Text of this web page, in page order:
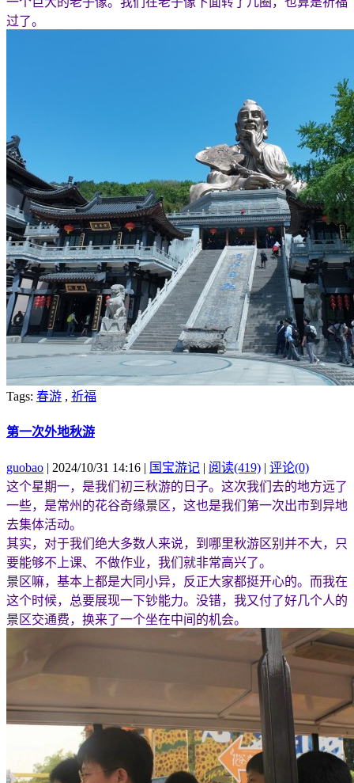
过了。
Tags: 春游 , 祈福
第一次外地秋游
guobao | 2024/10/31 14:16 | 国宝游记 | 阅读(419) | 评论(0)
这个星期一，是我们初三秋游的日子。这次我们去的地方远了
一些，是常州的花谷奇缘景区，这也是我们第一次出市到异地
去集体活动。
其实，对于我们绝大多数人来说，到哪里秋游区别并不大，只
要能够不上课、不做作业，我们就非常高兴了。
景区嘛，基本上都是大同小异，反正大家都挺开心的。而我在
这个时候，总要展现一下钞能力。没错，我又付了好几个人的
景区交通费，换来了一个坐在中间的机会。